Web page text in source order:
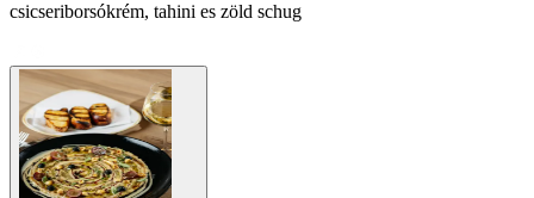
csicseriborsókrém, tahini es zöld schug